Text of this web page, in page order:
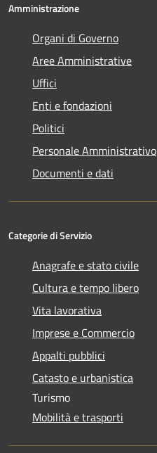
Amministrazione
Organi di Governo
Aree Amministrative
Uffici
Enti e fondazioni
Politici
Personale Amministrativo
Documenti e dati
Categorie di Servizio
Anagrafe e stato civile
Cultura e tempo libero
Vita lavorativa
Imprese e Commercio
Appalti pubblici
Catasto e urbanistica
Turismo
Mobilità e trasporti